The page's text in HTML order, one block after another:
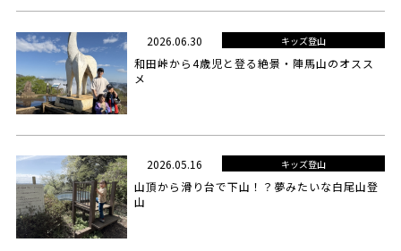
2026.06.30 キッズ登山
和田峠から4歳児と登る絶景・陣馬山のオスス
メ
2026.05.16 キッズ登山
山頂から滑り台で下山！？夢みたいな白尾山登
山